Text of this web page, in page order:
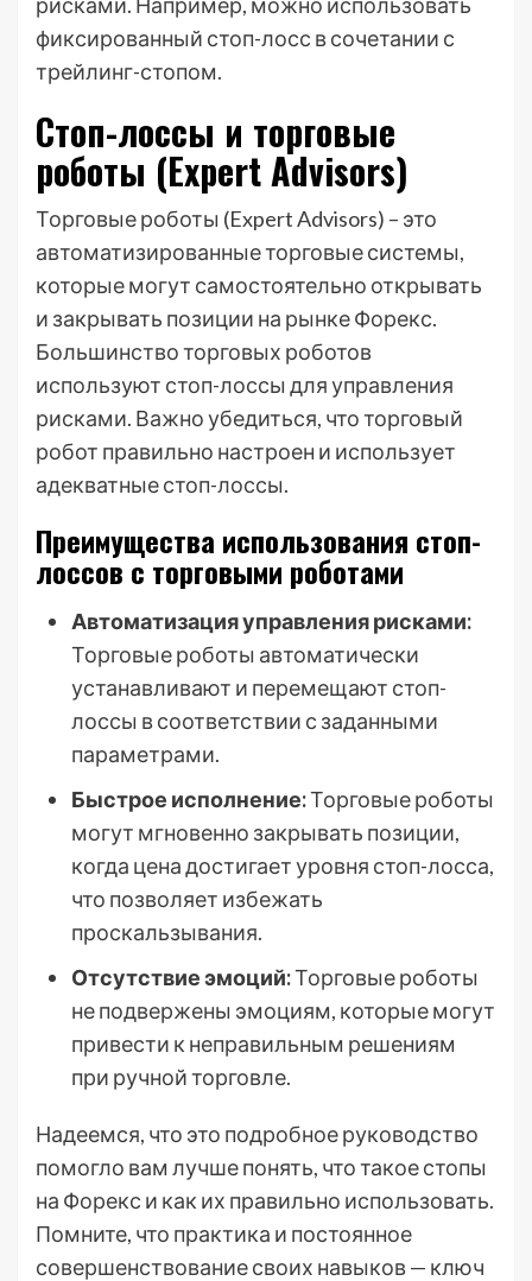
фиксированный стоп-лосс в сочетании с
трейлинг-стопом.
Стоп-лоссы и торговые
роботы (Expert Advisors)
Торговые роботы (Expert Advisors) – это
автоматизированные торговые системы,
которые могут самостоятельно открывать
и закрывать позиции на рынке Форекс.
Большинство торговых роботов
используют стоп-лоссы для управления
рисками. Важно убедиться, что торговый
робот правильно настроен и использует
адекватные стоп-лоссы.
Преимущества использования стоп-
лоссов с торговыми роботами
Автоматизация управления рисками:
Торговые роботы автоматически
устанавливают и перемещают стоп-
лоссы в соответствии с заданными
параметрами.
Быстрое исполнение:Торговые роботы
могут мгновенно закрывать позиции,
когда цена достигает уровня стоп-лосса,
что позволяет избежать
проскальзывания.
Отсутствие эмоций:Торговые роботы
не подвержены эмоциям, которые могут
привести к неправильным решениям
при ручной торговле.
Надеемся, что это подробное руководство
помогло вам лучше понять, что такое стопы
на Форекс и как их правильно использовать.
Помните, что практика и постоянное
совершенствование своих навыков — ключ